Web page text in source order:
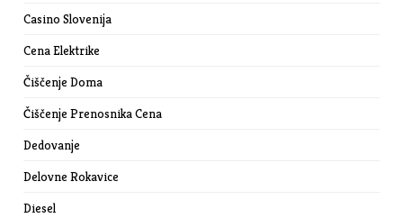
Casino Slovenija
Cena Elektrike
Čiščenje Doma
Čiščenje Prenosnika Cena
Dedovanje
Delovne Rokavice
Diesel